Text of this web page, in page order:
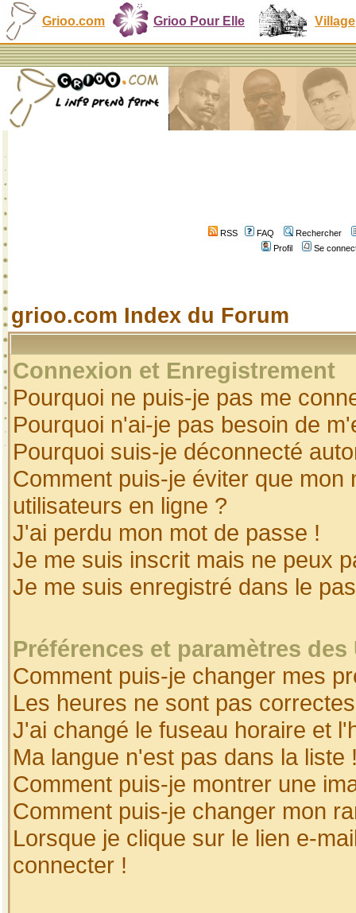
Grioo.com Grioo Pour Elle Village
RSS FAQ
Rechercher
Profil
Se
grioo.com Index du Forum
Connexion et Enregistrement
Pourquoi ne puis-je pas me
Pourquoi n'ai-je pas besoin de
Pourquoi suis-je déconnecté
Comment puis-je éviter que
utilisateurs en ligne ?
J'ai perdu mon mot de passe !
Je me suis inscrit mais ne peux
Je me suis enregistré dans le
Préférences et paramètres
Comment puis-je changer mes
Les heures ne sont pas
J'ai changé le fuseau horaire et
Ma langue n'est pas dans la liste
Comment puis-je montrer une
Comment puis-je changer mon
Lorsque je clique sur le lien e-
connecter !